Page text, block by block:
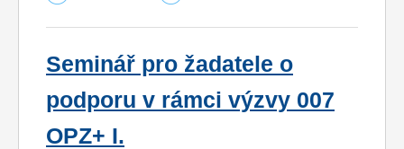
Seminář pro žadatele o
podporu v rámci výzvy 007
OPZ+ I.